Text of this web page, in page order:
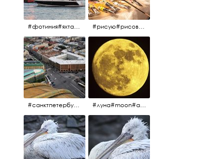
#фотиния#яхтафотиния#дмитриймедведев#медведев#яхта#алыепаруса2013#2013#алыепаруса #нева#санктпетербург #yachtphotinia#yacht #рисую#рисовать#краскихолстмасло#картина#холст#кисточки#палитра#художник#портрет#aplgallery
#санктпетербург #исаакиевскийсобор #исакий #луна#moon#апрельскаялуна#санктпетербург